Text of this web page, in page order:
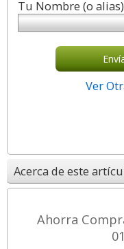
Tu Nombre (o
Ver
Acerca de este
Ahorra